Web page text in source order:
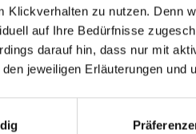
Klickverhalten zu nutzen. Denn
auf Ihre Bedürfnisse
darauf hin, dass nur mit
jeweiligen Erläuterungen und